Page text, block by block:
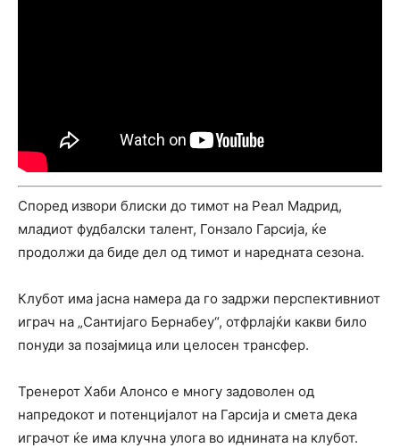
Според извори блиски до тимот на Реал Мадрид,
младиот фудбалски талент, Гонзало Гарсија, ќе
продолжи да биде дел од тимот и наредната сезона.
Клубот има јасна намера да го задржи перспективниот
играч на „Сантијаго Бернабеу“, отфрлајќи какви било
понуди за позајмица или целосен трансфер.
Тренерот Хаби Алонсо е многу задоволен од
напредокот и потенцијалот на Гарсија и смета дека
играчот ќе има клучна улога во иднината на клубот.